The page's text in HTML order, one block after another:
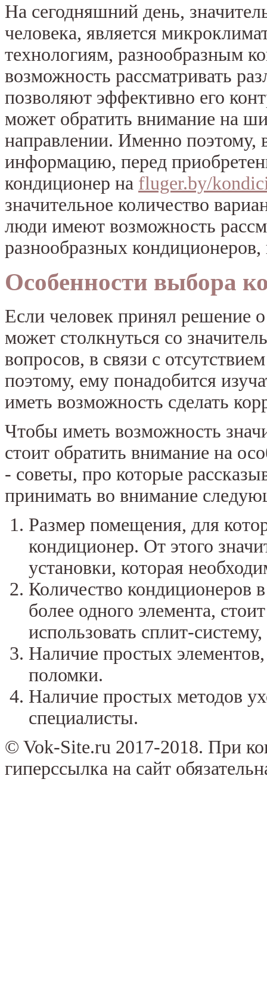
На сегодняшний день,
человека, является
технологиям, разнообразным
возможность рассматривать
позволяют эффективно его
может обратить внимание на
направлении. Именно поэтому,
информацию, перед
кондиционер на fluger.by/
значительное количество
люди имеют возможность
разнообразных
Особенности выбора
Если человек принял решение
может столкнуться со
вопросов, в связи с
поэтому, ему понадобится
иметь возможность сделать
Чтобы иметь возможность
стоит обратить внимание на
- советы, про которые
принимать во внимание
Размер помещения, для
кондиционер. От этого
установки, которая
Количество кондиционеров
более одного элемента,
использовать сплит-
Наличие простых
поломки.
Наличие простых методов
специалисты.
© Vok-Site.ru 2017-2018. При
гиперссылка на сайт